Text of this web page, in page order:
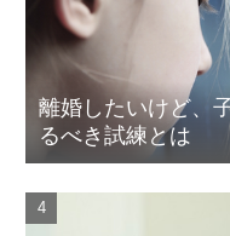
離婚したいけど、
るべき試練とは